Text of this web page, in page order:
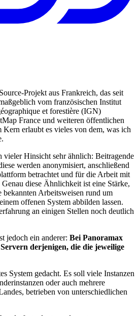
Projekt aus Frankreich, das seit
vom französischen Institut
et forestière (IGN)
France und weiteren öffentlichen
erlaubt es vieles von dem, was ich
vieler Hinsicht sehr ähnlich: Beitragende
werden anonymisiert, anschließend
betrachtet und für die Arbeit mit
diese Ähnlichkeit ist eine Stärke,
bekannten Arbeitsweisen rund um
offenen System abbilden lassen.
an einigen Stellen noch deutlich
jedoch ein anderer: Bei Panoramax
derjenigen, die die jeweilige
System gedacht. Es soll viele Instanzen
oder auch mehrere
betrieben von unterschiedlichen